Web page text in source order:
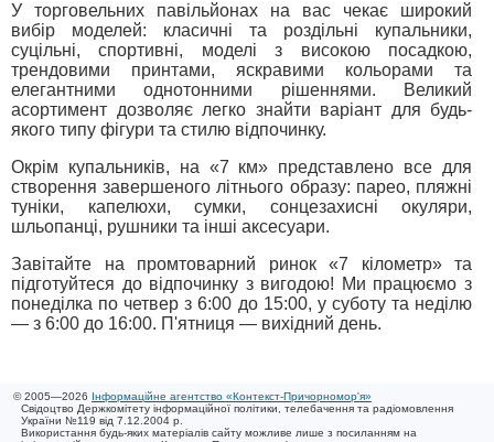
У торговельних павільйонах на вас чекає широкий
вибір моделей: класичні та роздільні купальники,
суцільні, спортивні, моделі з високою посадкою,
трендовими принтами, яскравими кольорами та
елегантними однотонними рішеннями. Великий
асортимент дозволяє легко знайти варіант для будь-
якого типу фігури та стилю відпочинку.
Окрім купальників, на «7 км» представлено все для
створення завершеного літнього образу: парео, пляжні
туніки, капелюхи, сумки, сонцезахисні окуляри,
шльопанці, рушники та інші аксесуари.
Завітайте на промтоварний ринок «7 кілометр» та
підготуйтеся до відпочинку з вигодою! Ми працюємо з
понеділка по четвер з 6:00 до 15:00, у суботу та неділю
— з 6:00 до 16:00. П'ятниця — вихідний день.
© 2005—2026 Інформаційне агентство «Контекст-Причорномор'я»
Свідоцтво Держкомітету інформаційної політики, телебачення та радіомовлення
України №119 від 7.12.2004 р.
Використання будь-яких матеріалів сайту можливе лише з посиланням на